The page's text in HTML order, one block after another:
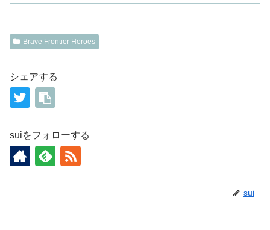
Brave Frontier Heroes
シェアする
suiをフォローする
sui